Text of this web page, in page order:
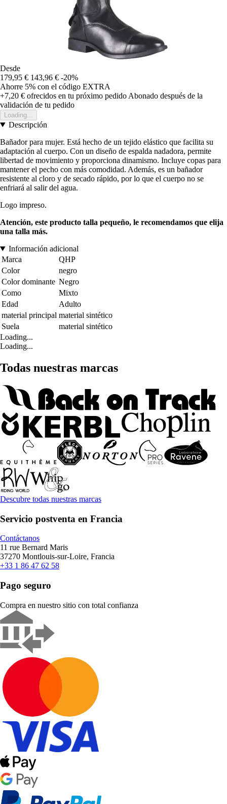
Desde
179,95 € 143,96 € -20%
Ahorre 5% con el código EXTRA
+7,20 € ofrecidos en tu próximo pedido Abonado después de la
validación de tu pedido
Loading...
Descripción
Bañador para mujer. Está hecho de un tejido elástico que facilita su
adaptación al cuerpo. Con un diseño de espalda nadadora, permite
libertad de movimiento y proporciona dinamismo. Incluye copas para
mantener el pecho con más comodidad. Además, es un bañador
resistente al cloro y de secado rápido, por lo que el cuerpo no se
enfriará al salir del agua.
Logo impreso.
Atención, este producto talla pequeño, le recomendamos que elija
una talla más.
Información adicional
Marca
QHP
Color
negro
Color dominante Negro
Como
Mixto
Edad
Adulto
material principal material sintético
Suela
material sintético
Loading...
Loading...
Todas nuestras marcas
Descubre todas nuestras marcas
Servicio postventa en Francia
Contáctanos
11 rue Bernard Maris
37270 Montlouis-sur-Loire, Francia
+33 1 86 47 62 58
Pago seguro
Compra en nuestro sitio con total confianza